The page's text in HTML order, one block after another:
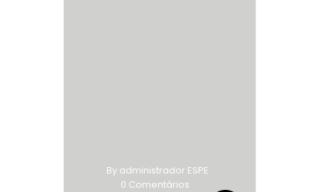
By administrador ESPE
0 Comentários